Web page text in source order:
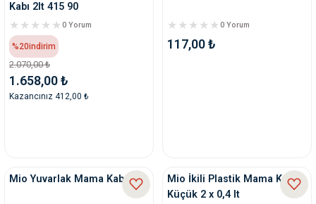
Kabı 2lt 415 90
0 Yorum
%20indirim
2.070,00 ₺
1.658,00 ₺
Kazancınız 412,00 ₺
0 Yorum
117,00 ₺
Mio Yuvarlak Mama Kabı L
Mio İkili Plastik Mama Kabı
Küçük 2 x 0,4 lt